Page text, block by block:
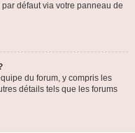
défaut via votre panneau de
du forum, y compris les
détails tels que les forums